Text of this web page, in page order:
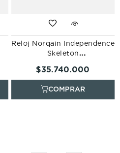
Reloj Norqain Independence
Skeleton
$35.740.000